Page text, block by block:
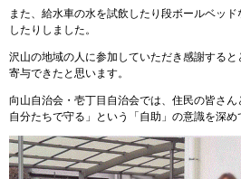
また、給水車の水を試飲したり段ボールベッ
したりしました。
沢山の地域の人に参加していただき感謝する
寄与できたと思います。
向山自治会・壱丁目自治会では、住民の皆さん
自分たちで守る」という「自助」の意識を深め